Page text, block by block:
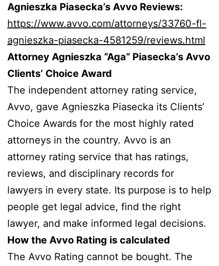
Agnieszka Piasecka’s Avvo Reviews:
https://www.avvo.com/attorneys/33760-fl-
agnieszka-piasecka-4581259/reviews.html
Attorney Agnieszka “Aga” Piasecka’s Avvo
Clients’ Choice Award
The independent attorney rating service,
Avvo, gave Agnieszka Piasecka its Clients’
Choice Awards for the most highly rated
attorneys in the country. Avvo is an
attorney rating service that has ratings,
reviews, and disciplinary records for
lawyers in every state. Its purpose is to help
people get legal advice, find the right
lawyer, and make informed legal decisions.
How the Avvo Rating is calculated
The Avvo Rating cannot be bought. The